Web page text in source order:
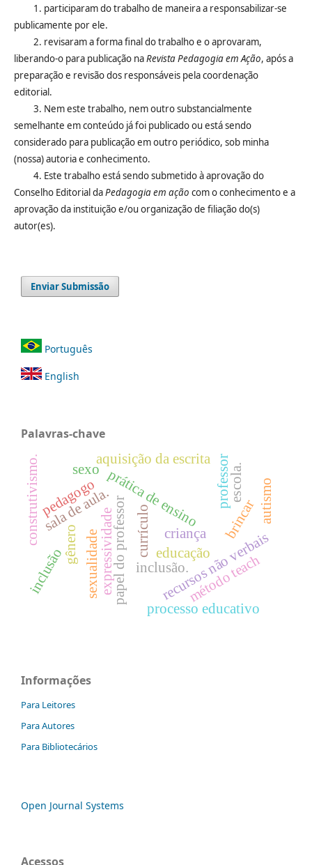
1. participaram do trabalho de maneira a responsabilizar-se
publicamente por ele.
2. revisaram a forma final do trabalho e o aprovaram,
liberando-o para publicação naRevista Pedagogia em Ação, após a
preparação e revisão dos responsáveis pela coordenação
editorial.
3. Nem este trabalho, nem outro substancialmente
semelhante em conteúdo já foi publicado ou está sendo
considerado para publicação em outro periódico, sob minha
(nossa) autoria e conhecimento.
4. Este trabalho está sendo submetido à aprovação do
Conselho Editorial daPedagogia em ação com o conhecimento e a
aprovação da instituição e/ou organização de filiação do(s)
autor(es).
Enviar Submissão
Português
English
Palavras-chave
currículo
prática de ensino
papel do professor inclusão.
expressividade
professor
recursos não verbais
sala de aula.
aquisição da escrita
pedagogo
processo educativo
sexo
sexualidade criança brincar
escola.
gênero educação
construtivismo.
inclusão
autismo
método teach
Informações
Para Leitores
Para Autores
Para Bibliotecários
Open Journal Systems
Acessos